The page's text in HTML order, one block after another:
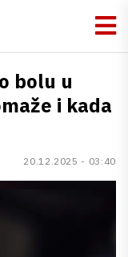
bolu u
i kada
20.12.2025 - 03:40